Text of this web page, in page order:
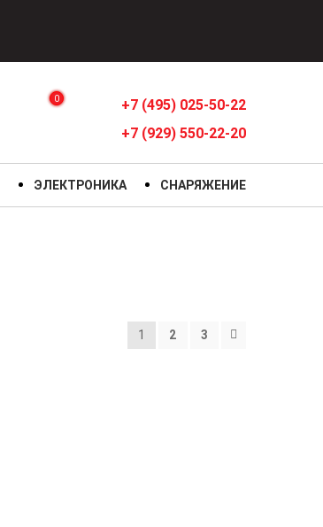
0
+7 (495) 025-50-22
+7 (929) 550-22-20
ЭЛЕКТРОНИКА СНАРЯЖЕНИЕ
1 2 3